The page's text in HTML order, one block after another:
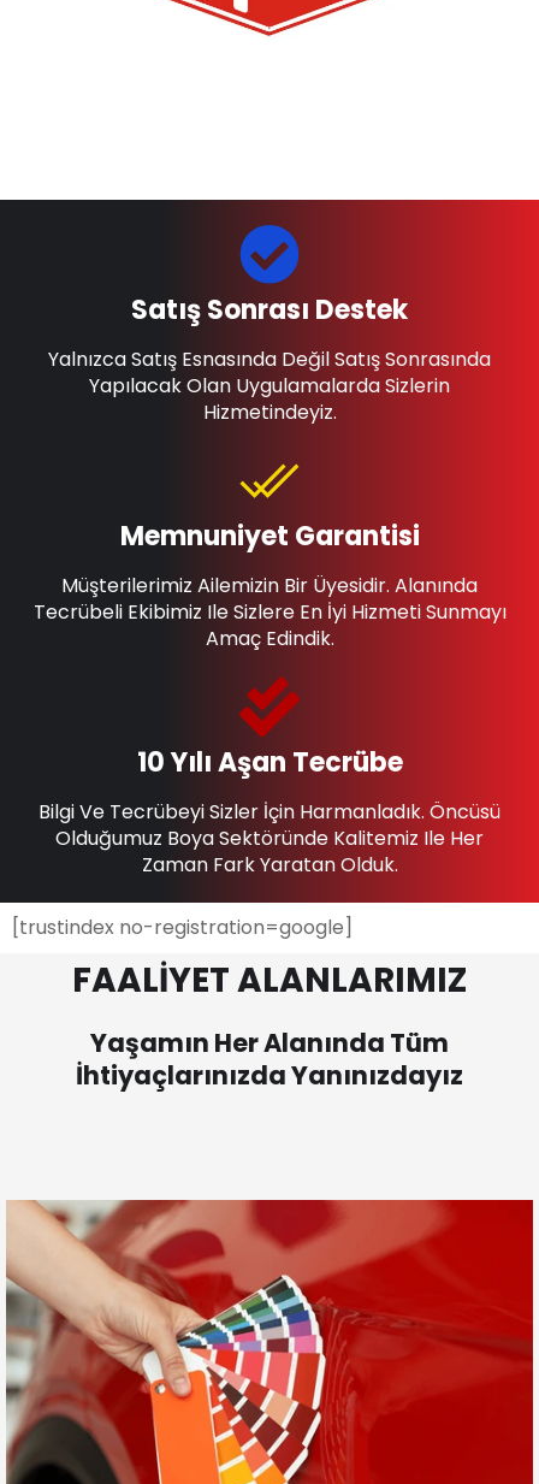
10 Yılı Aşan Tecrübe
Bilgi Ve Tecrübeyi Sizler İçin Harmanladık. Öncüsü
Olduğumuz Boya Sektöründe Kalitemiz Ile Her
Zaman Fark Yaratan Olduk.
Memnuniyet Garantisi
Müşterilerimiz Ailemizin Bir Üyesidir. Alanında
Tecrübeli Ekibimiz Ile Sizlere En İyi Hizmeti Sunmayı
Amaç Edindik.
Satış Sonrası Destek
Yalnızca Satış Esnasında Değil Satış Sonrasında
Yapılacak Olan Uygulamalarda Sizlerin
Hizmetindeyiz.
[trustindex no-registration=google]
FAALİYET ALANLARIMIZ
Yaşamın Her Alanında Tüm
İhtiyaçlarınızda Yanınızdayız